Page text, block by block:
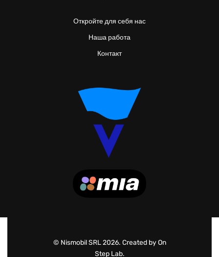
Откройте для себя нас
Наша работа
Контакт
© Nismobil SRL 2026. Created by On
Step Lab.